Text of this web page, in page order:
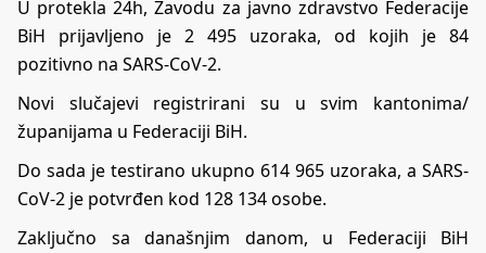
U protekla 24h, Zavodu za javno zdravstvo Federacije
BiH prijavljeno je 2 495 uzoraka, od kojih je 84
pozitivno na SARS-CoV-2.
Novi slučajevi registrirani su u svim kantonima/
županijama u Federaciji BiH.
Do sada je testirano ukupno 614 965 uzoraka, a SARS-
CoV-2 je potvrđen kod 128 134 osobe.
Zaključno sa današnjim danom, u Federaciji BiH